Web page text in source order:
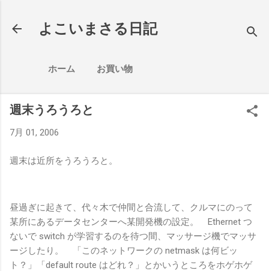
よこいまさる日記
ホーム お買い物
週末うろうろと
7月 01, 2006
週末は近所をうろうろと。
昼過ぎに起きて、代々木で仲間と合流して、クルマにのって
某所にあるデータセンターへ某開発機の設定。 Ethernet つ
ないで switch が学習するのを待つ間、マッサージ機でマッサ
ージしたり。 「このネットワークの netmask は何ビッ
ト？」「default route はどれ？」とかいうところをホゲホゲ